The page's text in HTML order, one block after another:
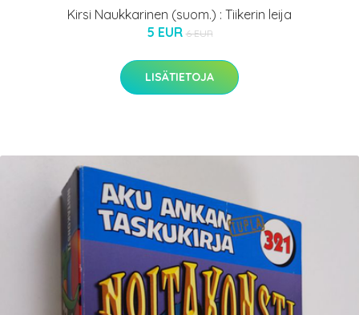
Kirsi Naukkarinen (suom.) : Tiikerin leija
5 EUR 6 EUR
LISÄTIETOJA